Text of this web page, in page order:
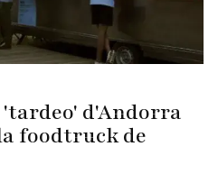
d'Andorra
foodtruck de